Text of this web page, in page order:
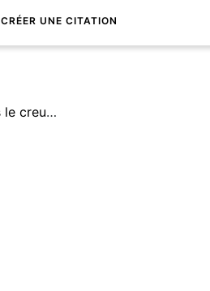
CRÉER UNE CITATION
Câ€™est comme un coup quâ€™on reÃ§oit lÃ , pan ! dans le creux de lâ€™estomac. TrÃ¨s curieux le coup de foudre !